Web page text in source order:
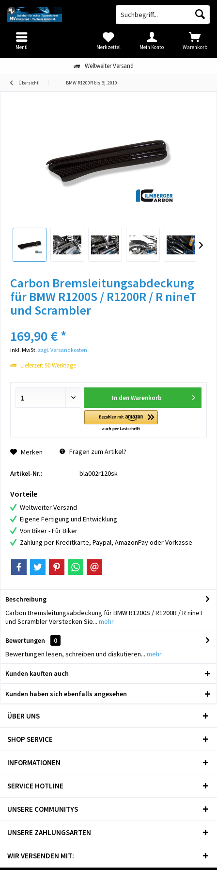
Weltweiter Versand
Warenkorb
Merkzettel Mein Konto
Menü
Übersicht BMW R1200R bis Bj. 2010
Carbon Bremsleitungsabdeckung
für BMW R1200S / R1200R / R nineT
und Scrambler
169,90 € *
inkl. MwSt. zzgl. Versandkosten
Lieferzeit 90 Werktage
In den Warenkorb
Merken Fragen zum Artikel?
Artikel-Nr.: bla002r120sk
Vorteile
Weltweiter Versand
Eigene Fertigung und Entwicklung
Von Biker - Für Biker
Zahlung per Kreditkarte, Paypal, AmazonPay oder Vorkasse
Beschreibung
Carbon Bremsleitungsabdeckung für BMW R1200S / R1200R / R nineT
und Scrambler Verstecken Sie... mehr
Bewertungen
0
Bewertungen lesen, schreiben und diskutieren... mehr
Kunden kauften auch
Kunden haben sich ebenfalls angesehen
ÜBER UNS
SHOP SERVICE
INFORMATIONEN
SERVICE HOTLINE
UNSERE COMMUNITYS
UNSERE ZAHLUNGSARTEN
WIR VERSENDEN MIT: